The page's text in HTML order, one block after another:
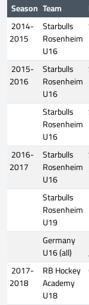
Season Team
2014-
2015
Starbulls
Rosenheim
U16
2015-
2016
Starbulls
Rosenheim
U16
Starbulls
Rosenheim
U16
2016-
2017
Starbulls
Rosenheim
U16
Starbulls
Rosenheim
U19
Germany
U16 (all)
2017-
2018
RB Hockey
Academy
U18